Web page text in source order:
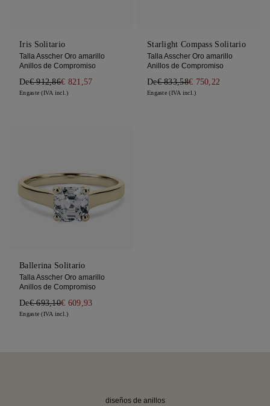
Iris Solitario
Talla Asscher Oro amarillo
Anillos de Compromiso
De€ 912,86€ 821,57
Engaste (IVA incl.)
Starlight Compass Solitario
Talla Asscher Oro amarillo
Anillos de Compromiso
De€ 833,58€ 750,22
Engaste (IVA incl.)
Ballerina Solitario
Talla Asscher Oro amarillo
Anillos de Compromiso
De€ 693,10€ 609,93
Engaste (IVA incl.)
diseños de anillos